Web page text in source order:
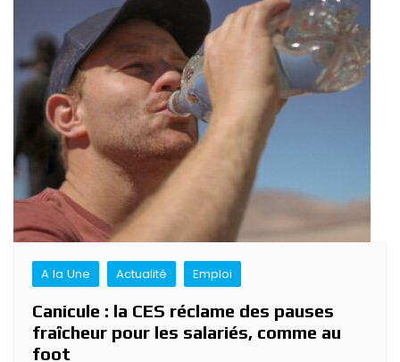
A la Une Actualité Emploi
Canicule : la CES réclame des pauses
fraîcheur pour les salariés, comme au
foot